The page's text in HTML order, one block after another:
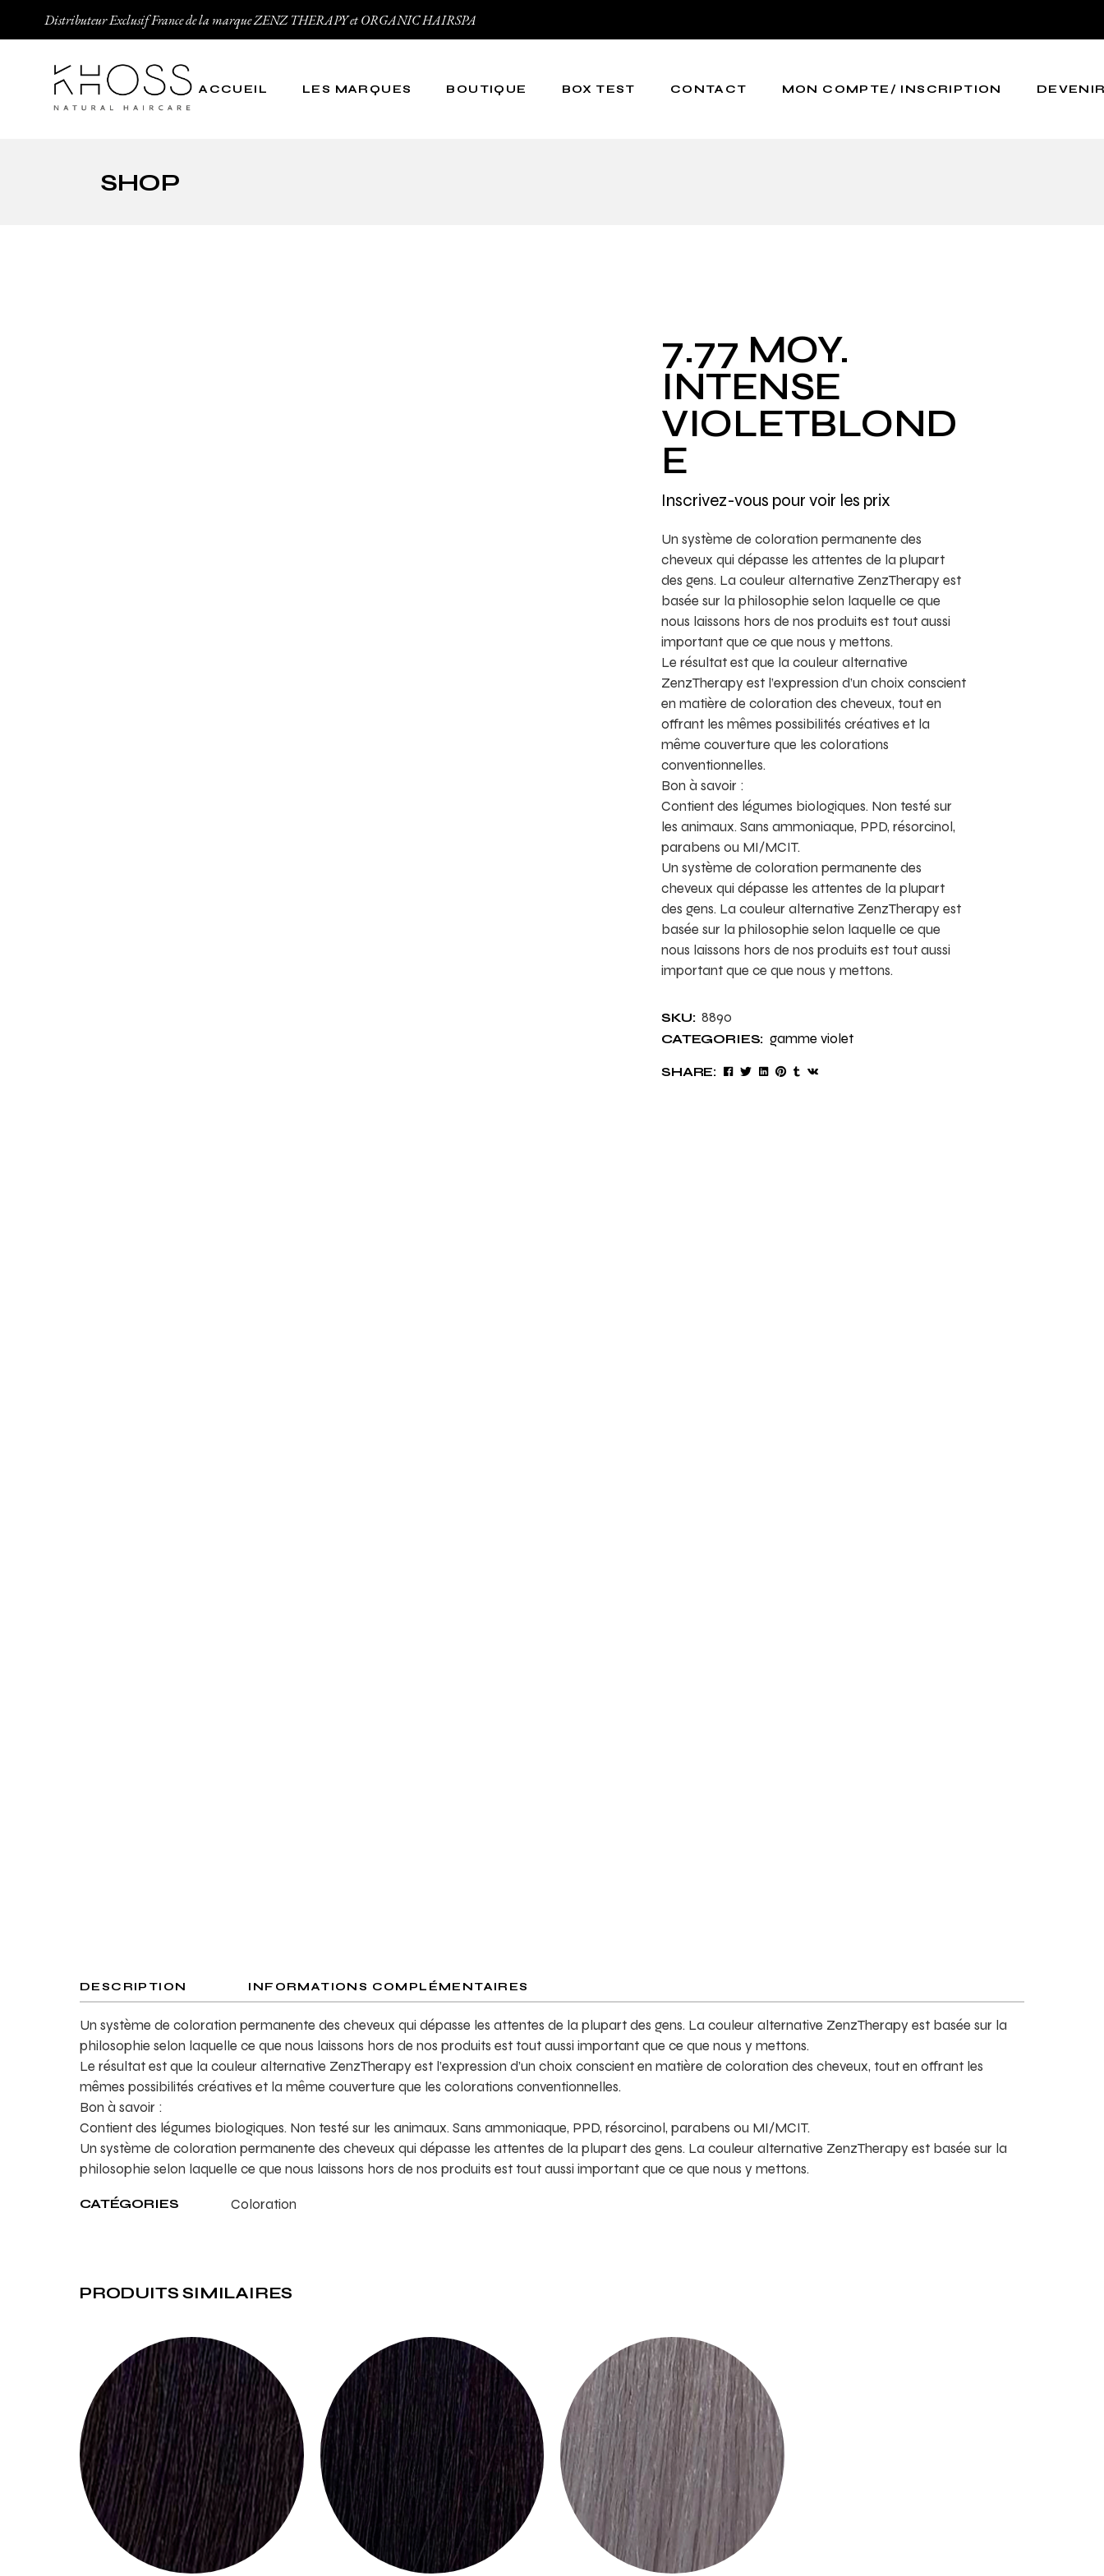
Distributeur Exclusif France de la marque ZENZ THERAPY et ORGANIC HAIRSPA
ACCUEIL LES MARQUES BOUTIQUE BOX TEST CONTACT MON COMPTE/ INSCRIPTION
SHOP
7.77 MOY.
INTENSE
VIOLETBLOND
E
Inscrivez-vous pour voir les prix
Un système de coloration permanente des
cheveux qui dépasse les attentes de la plupart
des gens. La couleur alternative ZenzTherapy est
basée sur la philosophie selon laquelle ce que
nous laissons hors de nos produits est tout aussi
important que ce que nous y mettons.
Le résultat est que la couleur alternative
ZenzTherapy est l’expression d’un choix conscient
en matière de coloration des cheveux, tout en
offrant les mêmes possibilités créatives et la
même couverture que les colorations
conventionnelles.
Bon à savoir :
Contient des légumes biologiques. Non testé sur
les animaux. Sans ammoniaque, PPD, résorcinol,
parabens ou MI/MCIT.
Un système de coloration permanente des
cheveux qui dépasse les attentes de la plupart
des gens. La couleur alternative ZenzTherapy est
basée sur la philosophie selon laquelle ce que
nous laissons hors de nos produits est tout aussi
important que ce que nous y mettons.
SKU: 8890
CATEGORIES: gamme violet
SHARE:
DESCRIPTION INFORMATIONS COMPLÉMENTAIRES
Un système de coloration permanente des cheveux qui dépasse les attentes de la plupart des gens. La couleur alternative ZenzTherapy est basée sur la
philosophie selon laquelle ce que nous laissons hors de nos produits est tout aussi important que ce que nous y mettons.
Le résultat est que la couleur alternative ZenzTherapy est l’expression d’un choix conscient en matière de coloration des cheveux, tout en offrant les
mêmes possibilités créatives et la même couverture que les colorations conventionnelles.
Bon à savoir :
Contient des légumes biologiques. Non testé sur les animaux. Sans ammoniaque, PPD, résorcinol, parabens ou MI/MCIT.
Un système de coloration permanente des cheveux qui dépasse les attentes de la plupart des gens. La couleur alternative ZenzTherapy est basée sur la
philosophie selon laquelle ce que nous laissons hors de nos produits est tout aussi important que ce que nous y mettons.
CATÉGORIES Coloration
PRODUITS SIMILAIRES